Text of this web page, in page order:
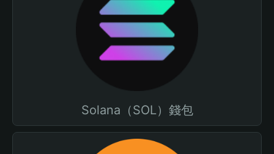
Solana（SOL）錢包